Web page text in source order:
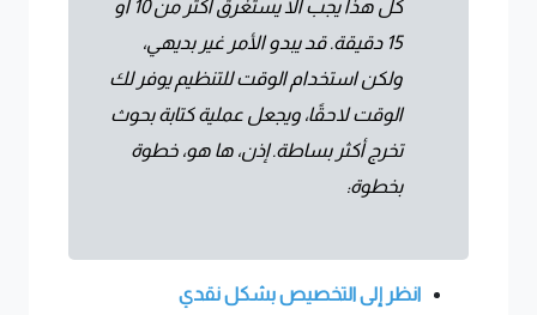
كل هذا يجب ألا يستغرق أكثر من 10 أو
15 دقيقة. قد يبدو الأمر غير بديهي،
ولكن استخدام الوقت للتنظيم يوفر لك
الوقت لاحقًا، ويجعل عملية كتابة بحوث
تخرج أكثر بساطة. إذن، ها هو، خطوة
بخطوة:
انظر إلى التخصيص بشكل نقدي